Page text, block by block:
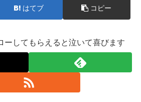
はてブ コピー
ーしてもらえると泣いて喜びます